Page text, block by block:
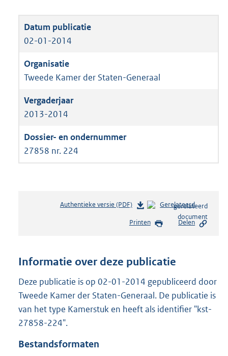
02-01-2014
Tweede Kamer der Staten-Generaal
2013-2014
27858 nr. 224
Authentieke versie (PDF)b
s
n
s
r
o
Gerelateerd
Printen Delen
Informatie over deze publicatie
Deze publicatie is op 02-01-2014 gepubliceerd door
Tweede Kamer der Staten-Generaal. De publicatie is
van het type Kamerstuk en heeft als identifier "kst-
27858-224".
Bestandsformaten